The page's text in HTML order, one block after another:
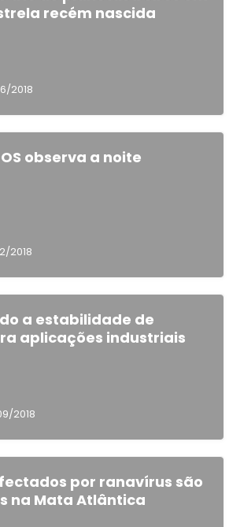
recém nascida
2018
observa a noite
2018
a estabilidade de
aplicações industriais
2018
por ranavírus são
na Mata Atlântica